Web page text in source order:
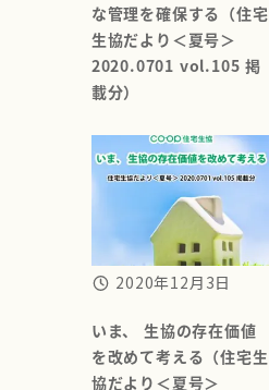
な管理を確保する（住宅
生協だより＜夏号＞
2020.0701 vol.105 掲
載分）
2020年12月3日
いま、 生協の存在価値
を改めて考える（住宅生
協だより＜夏号＞